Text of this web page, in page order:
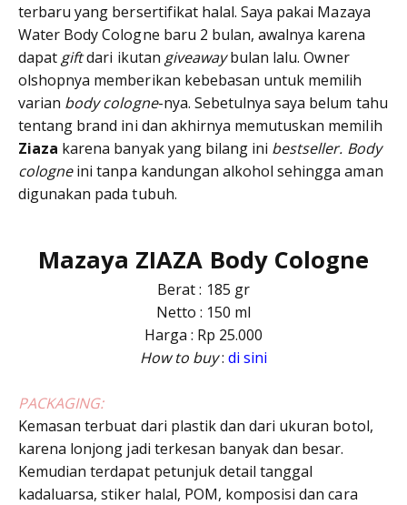
terbaru yang bersertifikat halal. Saya pakai Mazaya
Water Body Cologne baru 2 bulan, awalnya karena
dapat giftdari ikutan giveawaybulan lalu. Owner
olshopnya memberikan kebebasan untuk memilih
varian body cologne-nya. Sebetulnya saya belum tahu
tentang brand ini dan akhirnya memutuskan memilih
Ziaza karena banyak yang bilang ini bestseller. Body
cologneini tanpa kandungan alkohol sehingga aman
digunakan pada tubuh.
Mazaya ZIAZA Body Cologne
Berat : 185 gr
Netto : 150 ml
Harga : Rp 25.000
How to buy:di sini
PACKAGING:
Kemasan terbuat dari plastik dan dari ukuran botol,
karena lonjong jadi terkesan banyak dan besar.
Kemudian terdapat petunjuk detail tanggal
kadaluarsa, stiker halal, POM, komposisi dan cara